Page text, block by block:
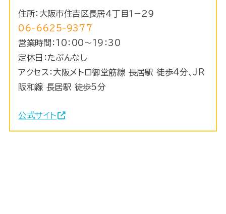
住所：大阪市住吉区長居４丁目１−２９
06-6625-9377
営業時間：10：00～19：30
定休日：たぶんなし
アクセス：大阪メトロ御堂筋線 長居駅 徒歩4分、JR
阪和線 長居駅 徒歩5分
公式サイト